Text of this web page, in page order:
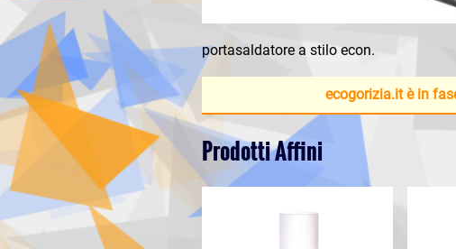
portasaldatore a stilo econ.
ecogorizia.it è in
Prodotti Affini